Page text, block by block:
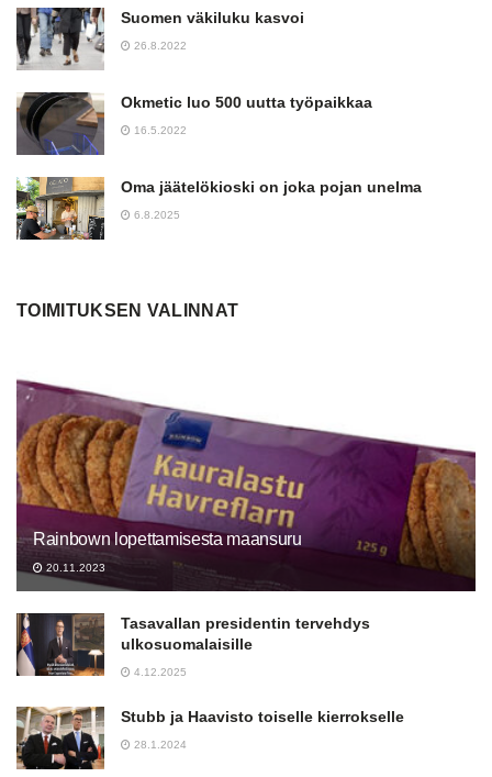
Suomen väkiluku kasvoi
26.8.2022
Okmetic luo 500 uutta työpaikkaa
16.5.2022
Oma jäätelökioski on joka pojan unelma
6.8.2025
TOIMITUKSEN VALINNAT
Rainbown lopettamisesta maansuru
20.11.2023
Tasavallan presidentin tervehdys
ulkosuomalaisille
4.12.2025
Stubb ja Haavisto toiselle kierrokselle
28.1.2024